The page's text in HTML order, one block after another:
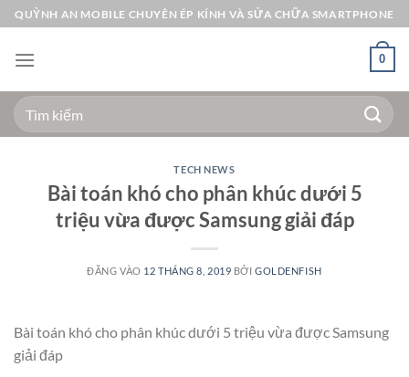
Bỏ
qua
nội
QUỲNH AN MOBILE CHUYÊN ÉP KÍNH VÀ SỬA CHỮA SMARTPHONE
0
Tìm
kiếm:
TECH NEWS
Bài toán khó cho phân khúc dưới 5
triệu vừa được Samsung giải đáp
ĐĂNG VÀO 12 THÁNG 8, 2019 BỞIGOLDENFISH
Bài toán khó cho phân khúc dưới 5 triệu vừa được Samsung
giải đáp